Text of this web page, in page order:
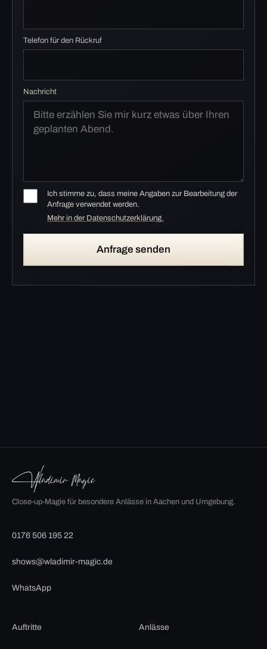
Telefon für den Rückruf
Nachricht
Ich stimme zu, dass meine Angaben zur Bearbeitung der
Anfrage verwendet werden.
Mehr in der Datenschutzerklärung.
Anfrage senden
Close-up-Magie für besondere Anlässe in Aachen und Umgebung.
0176 506 195 22
shows@wladimir-magic.de
WhatsApp
Auftritte Anlässe